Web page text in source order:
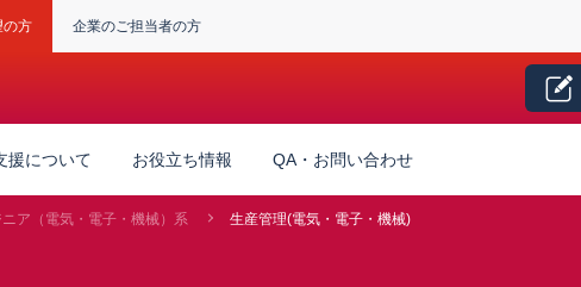
の方 企業のご担当者の方
援について お役立ち情報 QA・お問い合わせ
ニア（電気・電子・機械）系 生産管理(電気・電子・機械)